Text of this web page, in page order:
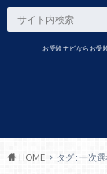
お受験ナビならお受
HOME タグ : 一次